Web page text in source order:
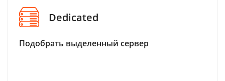
Dedicated
Подобрать выделенный сервер